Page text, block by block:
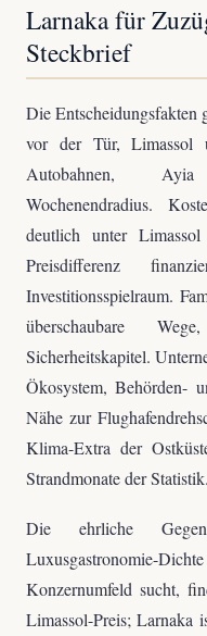
Larnaka für
Steckbrief
Die Entscheidungsfakten
vor der Tür, Limassol
Autobahnen, Ayia
Wochenendradius.
deutlich unter
Preisdifferenz
Investitionsspielraum.
überschaubare
Sicherheitskapitel.
Ökosystem, Behörden-
Nähe zur
Klima-Extra der
Strandmonate der Statistik.
Die ehrliche
Luxusgastronomie-
Konzernumfeld sucht,
Limassol-Preis; Larnaka